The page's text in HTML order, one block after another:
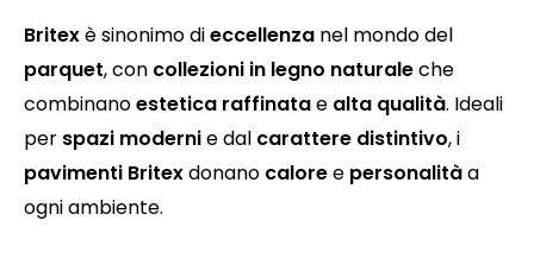
Britexè sinonimo dieccellenza nel mondo del
parquet, con collezioni in legno naturaleche
combinanoestetica raffinatae alta qualità. Ideali
per spazi modernie dal carattere distintivo, i
pavimenti Britexdonano caloree personalitàa
ogni ambiente.